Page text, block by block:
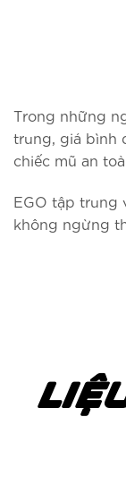
Trong những
trung, giá bình
chiếc mũ an
EGO tập trung
không ngừng